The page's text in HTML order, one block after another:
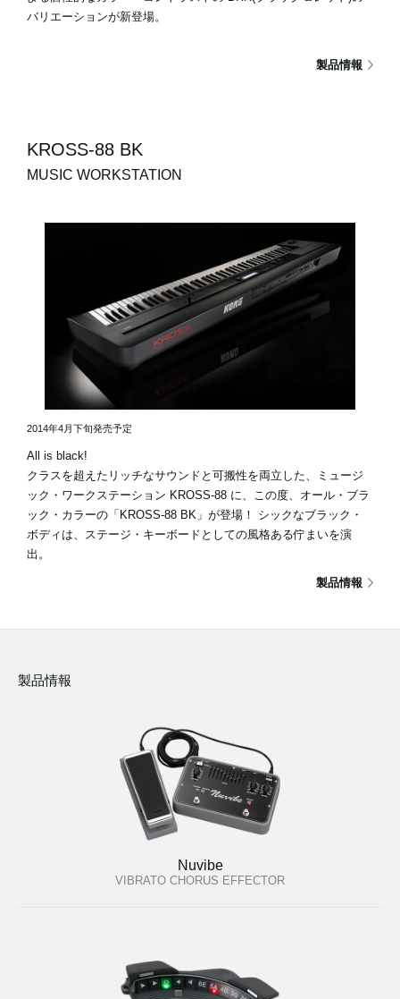
バリエーションが新登場。
製品情報
KROSS-88 BK
MUSIC WORKSTATION
2014年4月下旬発売予定
All is black!
クラスを超えたリッチなサウンドと可搬性を両立した、ミュージ
ック・ワークステーション KROSS-88 に、この度、オール・ブラ
ック・カラーの「KROSS-88 BK」が登場！ シックなブラック・
ボディは、ステージ・キーボードとしての風格ある佇まいを演
出。
製品情報
製品情報
Nuvibe
VIBRATO CHORUS EFFECTOR